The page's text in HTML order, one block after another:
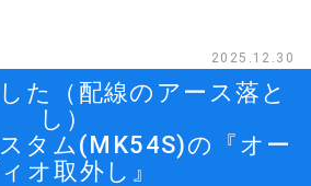
2025.12.30
た（配線のアース落と
し）
タム(MK54S)の『オー
オ取外し』